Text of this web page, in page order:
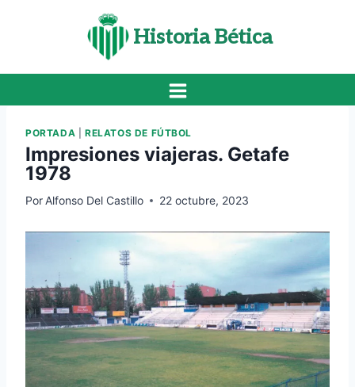
Historia Bética
PORTADA RELATOS DE FÚTBOL
Impresiones viajeras. Getafe
1978
Por Alfonso Del Castillo 22 octubre, 2023